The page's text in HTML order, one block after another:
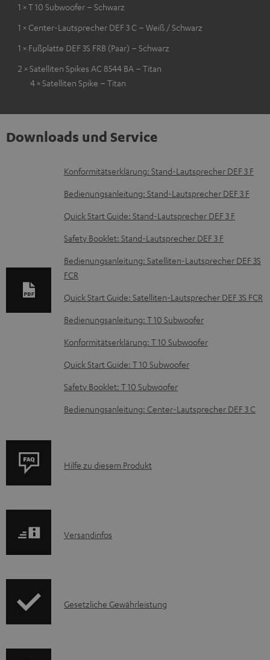
1 × T 10 Subwoofer – Schwarz
1 × Center-Lautsprecher DEF 3 C – Weiß / Schwarz
1 × Fußplatte DEF 3S FRB (Paar) – Schwarz
2 × Satelliten Spikes AC 8544 BA – Titan
4 × Satelliten Spike – Titan
Downloads und Service
D
o
m
e
n
t
e
z
m
H
e
n
l
n
Konformitätserklärung: Stand-Lautsprecher DEF 3 F
Bedienungsanleitung: Stand-Lautsprecher DEF 3 F
Quick Start Guide: Stand-Lautsprecher DEF 3 F
Safety Booklet: Stand-Lautsprecher DEF 3 F
Bedienungsanleitung: Satelliten-Lautsprecher DEF 3S
FCR
Quick Start Guide: Satelliten-Lautsprecher DEF 3S FCR
Bedienungsanleitung: T 10 Subwoofer
Konformitätserklärung: T 10 Subwoofer
Quick Start Guide: T 10 Subwoofer
Safety Booklet: T 10 Subwoofer
Bedienungsanleitung: Center-Lautsprecher DEF 3 C
P
u
A
Hilfe zu diesem Produkt
I
r
Versandinfos
IGesetzliche Gewährleistung